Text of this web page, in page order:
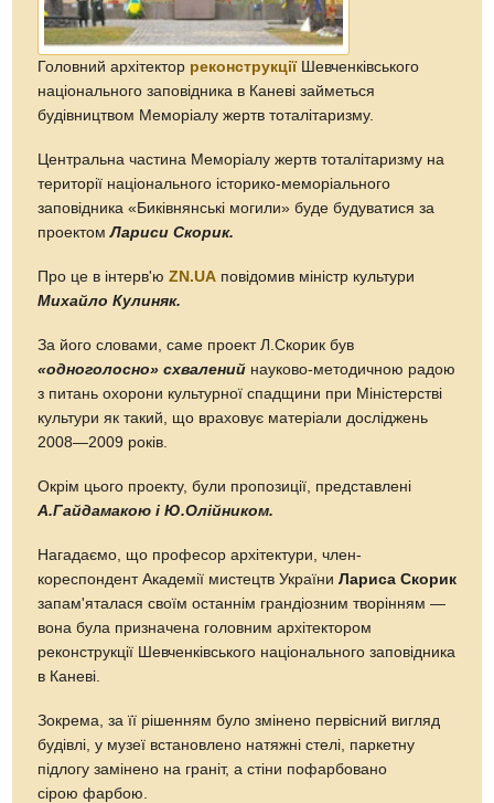
Головний архітектор реконструкціїШевченківського
національного заповідника в Каневі займеться
будівництвом Меморіалу жертв тоталітаризму.
Центральна частина Меморіалу жертв тоталітаризму на
території національного історико-меморіального
заповідника «Биківнянські могили» буде будуватися за
проектомЛариси Скорик.
Про це в інтерв'юZN.UA повідомив міністр культури
Михайло Кулиняк.
За його словами, саме проект Л.Скорик був
«одноголосно» схвалений науково-методичною радою
з питань охорони культурної спадщини при Міністерстві
культури як такий, що враховує матеріали досліджень
2008—2009 років.
Окрім цього проекту, були пропозиції, представлені
А.Гайдамакою і Ю.Олійником.
Нагадаємо, що професор архітектури, член-
кореспондент Академії мистецтв УкраїниЛариса Скорик
запам'яталася своїм останнім грандіозним творінням —
вона була призначена головним архітектором
реконструкції Шевченківського національного заповідника
в Каневі.
Зокрема, за її рішенням було змінено первісний вигляд
будівлі, у музеї встановлено натяжні стелі, паркетну
підлогу замінено на граніт, а стіни пофарбовано
сірою фарбою.